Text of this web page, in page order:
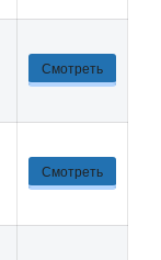
Смотреть
Смотреть